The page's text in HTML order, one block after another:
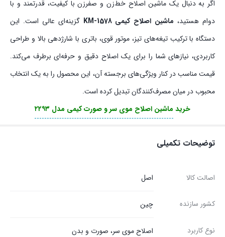
اگر به دنبال یک ماشین اصلاح خط‌زن و صفرزن با کیفیت، قدرتمند و با
دوام هستید، ماشین اصلاح کیمی KM-1578
گزینه‌ای عالی است. این
دستگاه با ترکیب تیغه‌های تیز، موتور قوی، باتری با شارژدهی بالا و طراحی
کاربردی، نیازهای شما را برای یک اصلاح دقیق و حرفه‌ای برطرف می‌کند.
قیمت مناسب در کنار ویژگی‌های برجسته آن، این محصول را به یک انتخاب
محبوب در میان مصرف‌کنندگان تبدیل کرده است.
خرید ماشین اصلاح موی سر و صورت کیمی مدل ۲۲۹۳
توضیحات تکمیلی
اصالت کالا اصل
کشور سازنده چین
نوع کاربرد اصلاح موی سر، صورت و بدن